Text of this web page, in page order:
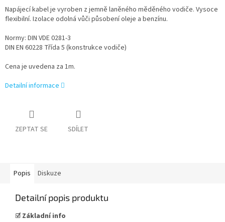
Napájecí kabel je vyroben z jemně laněného měděného vodiče. Vysoce
flexibilní. Izolace odolná vůči působení oleje a benzínu.
Normy: DIN VDE 0281-3
DIN EN 60228 Třída 5 (konstrukce vodiče)
Cena je uvedena za 1m.
Detailní informace
ZEPTAT SE SDÍLET
Popis Diskuze
Detailní popis produktu
☑ Základní info